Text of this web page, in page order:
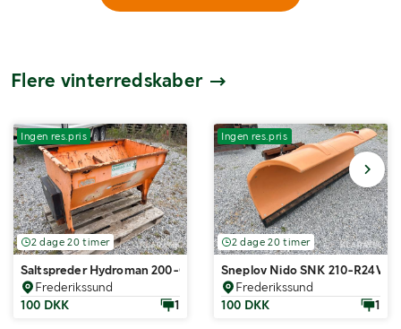
Flere vinterredskaber
Ingen res.pris
2 dage 20 timer
Saltspreder Hydroman 200-G
Frederikssund
100 DKK
1
Ingen res.pris
2 dage 20 timer
Sneplov Nido SNK 210-R24V
Frederikssund
100 DKK
1